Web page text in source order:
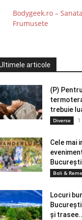
Bodygeek.ro –
Frumusete
articole
(P)
trebuie
Diverse
Cele mai
Boli &
Locuri
și